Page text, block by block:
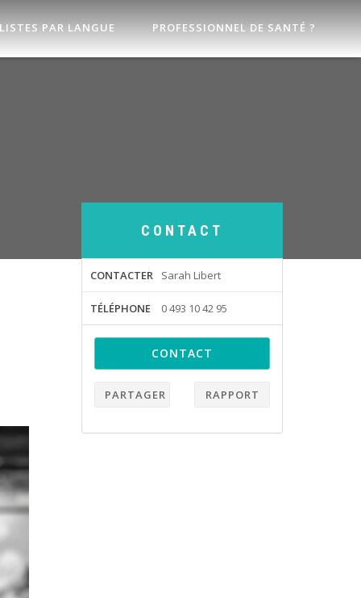
PAR LANGUE PROFESSIONNEL DE SANTÉ ?
CONTACT
CONTACTER Sarah Libert
TÉLÉPHONE 0 493 10 42 95
CONTACT
PARTAGER RAPPORT